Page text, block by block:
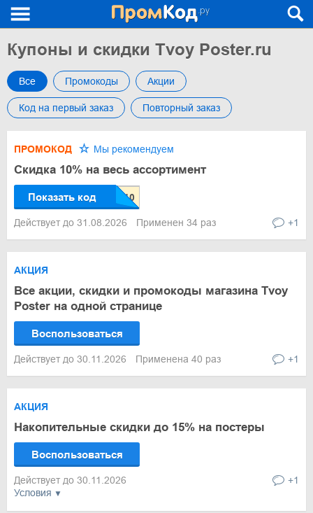
Купоны и скидки Tvoy Poster.ru
Все Промокоды Акции
Код на первый заказ Повторный заказ
ПРОМОКОД Мы рекомендуем
Скидка 10% на весь ассортимент
Показать код
Действует до 31.08.2026 Применен 34 раз +1
АКЦИЯ
Все акции, скидки и промокоды магазина Tvoy
Poster на одной странице
Воспользоваться
Действует до 30.11.2026 Применена 40 раз +1
Условия
АКЦИЯ
Накопительные скидки до 15% на постеры
Воспользоваться
Действует до 30.11.2026 +1